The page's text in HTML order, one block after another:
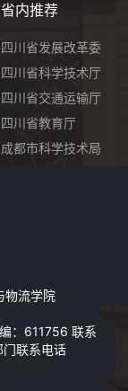
省内推荐
四川省发展改革委
四川省科学技术厅
四川省交通运输厅
四川省教育厅
成都市科学技术局
物流学院
：611756 联系
联系电话